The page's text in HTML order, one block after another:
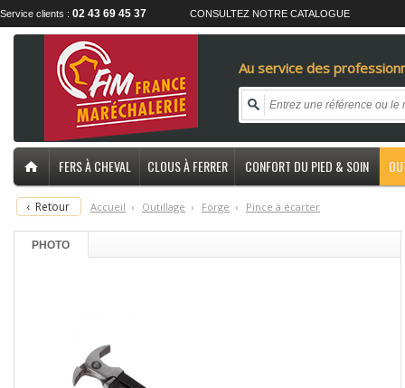
Service clients : 02 43 69 45 37 CONSULTEZ NOTRE CATALOGUE
Au service des
FERS À CHEVAL CLOUS À FERRER CONFORT DU PIED & SOIN
‹ Retour Accueil › Outillage › Forge › Pince à écarter
PHOTO